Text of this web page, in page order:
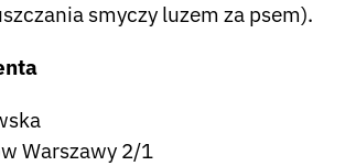
smyczy luzem za psem).
Warszawy 2/1